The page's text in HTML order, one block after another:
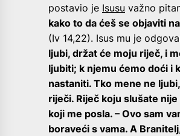
postavio je Isusu važno
kako to da ćeš se objaviti
(Iv 14,22). Isus mu je
ljubi, držat će moju riječ, i
ljubiti; k njemu ćemo doći i
nastaniti. Tko mene ne
riječi. Riječ koju slušate
koji me posla. – Ovo sam
boraveći s vama. A